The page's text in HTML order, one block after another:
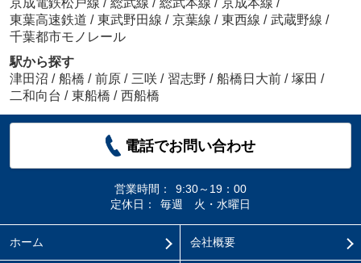
東葉高速鉄道 / 東武野田線 / 京葉線 / 東西線 / 武蔵野線 /
千葉都市モノレール
駅から探す
津田沼 / 船橋 / 前原 / 三咲 / 習志野 / 船橋日大前 / 塚田 /
二和向台 / 東船橋 / 西船橋
電話でお問い合わせ
営業時間：
9:30～19：00
定休日：
毎週 火・水曜日
ホーム 会社概要